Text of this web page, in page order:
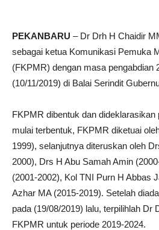
PEKANBARU – Dr Drh H Chaidir
sebagai ketua Komunikasi Pemuka
(FKPMR) dengan masa pengabdian
(10/11/2019) di Balai Serindit
FKPMR dibentuk dan dideklarasikan
mulai terbentuk, FKPMR diketuai
1999), selanjutnya diteruskan oleh
2000), Drs H Abu Samah Amin
(2001-2002), Kol TNI Purn H Abbas
Azhar MA (2015-2019). Setelah
pada (19/08/2019) lalu, terpilihlah Dr
FKPMR untuk periode 2019-2024.